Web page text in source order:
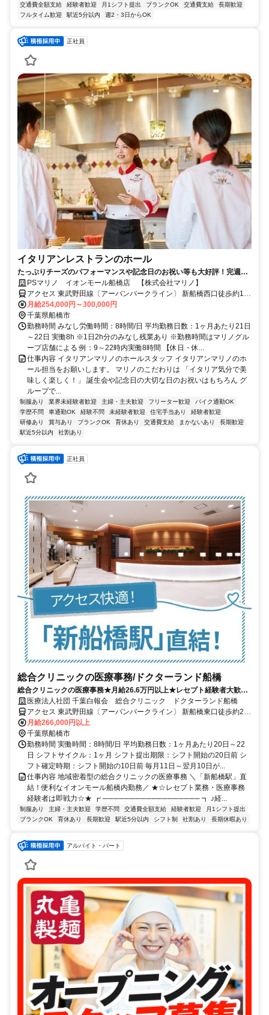
交通費全額支給
経験者歓迎 月1シフト提出 ブランクOK 交通費支給
長期歓迎
フルタイム歓迎
駅近5分以内 週2・3日からOK
正社員
イタリアンレストランのホール
たっぷりチーズのパフォーマンスや記念日のお祝い等も大好評！完週休
2、5連休制度、賞与・退職金等充実！
PSマリノ イオンモール船橋店 【株式会社マリノ】
アクセス 東武野田線〔アーバンパークライン〕 新船橋西口徒歩約1
分、東葉高速線 東海神T4口徒歩約9分、京成本線 海神徒歩約16分
「新船橋駅」スグ ※車通勤可（店舗による）【受動喫煙防止措置】
敷地内禁煙 （喫煙所/勤務地により異なる）
月給254,000円～300,000円
千葉県船橋市
勤務時間 みなし労働時間：8時間/日 平均勤務日数：1ヶ月あたり21日
～22日 実働8h ※1日2h分のみなし残業あり ※勤務時間はマリノグル
ープ店舗による 例：9～22時内実働8時間 【休日・休...
仕事内容 イタリアンマリノのホールスタッフ イタリアンマリノのホ
ール担当をお願いします。 マリノのこだわりは 「イタリア気分で美
味しく楽しく！」 誕生会や記念日の大切な日のお祝いはもちろん グ
ループで...
制服あり 業界未経験者歓迎 主婦・主夫歓迎 フリーター歓迎
バイク通勤OK
学歴不問
車通勤OK 経験不問 未経験者歓迎 住宅手当あり
経験者歓迎
研修あり
賞与あり ブランクOK 育休あり 交通費支給 まかないあり
長期歓迎
駅近5分以内
社割あり
正社員
総合クリニックの医療事務/ドクターランド船橋
総合クリニックの医療事務★月給26.6万円以上★レセプト経験者大歓
迎！面接1回★
医療法人社団 千葉白報会 総合クリニック ドクターランド船橋
アクセス 東武野田線〔アーバンパークライン〕 新船橋東口徒歩約2
分、東葉高速線 東海神T4口徒歩約8分、京成本線 海神徒歩約12分
「新船橋駅」直結、「東海神駅」より徒歩7分
月給266,000円以上
千葉県船橋市
勤務時間 実働時間：8時間/日 平均勤務日数：1ヶ月あたり20日～22
日 シフトサイクル：1ヶ月 シフト提出期限：シフト開始の20日前 シ
フト確定時期：シフト開始の10日前 毎月11日～翌月10日が...
仕事内容 地域密着型の総合クリニックの医療事務 ＼「新船橋駅」直
結！便利なイオンモール船橋内勤務／ ★☆レセプト業務・医療事務
経験者は即戦力☆★ ┏ ────────────────── ┓ ♪経...
制服あり 主婦・主夫歓迎 学歴不問 交通費全額支給 経験者歓迎
月1シフト提出
ブランクOK
育休あり 長期歓迎 駅近5分以内 シフト制 社割あり 長期休暇あり
アルバイト・パート